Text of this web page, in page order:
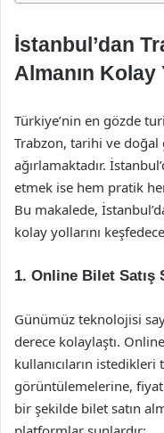
İstanbul’dan
Almanın Kolay
Türkiye’nin en gözde
Trabzon, tarihi ve
ağırlamaktadır.
etmek ise hem pratik
Bu makalede,
kolay yollarını
1. Online Bilet Satış
Günümüz teknolojisi
derece kolaylaştı.
kullanıcıların
görüntülemelerine, fiyat
bir şekilde bilet satın